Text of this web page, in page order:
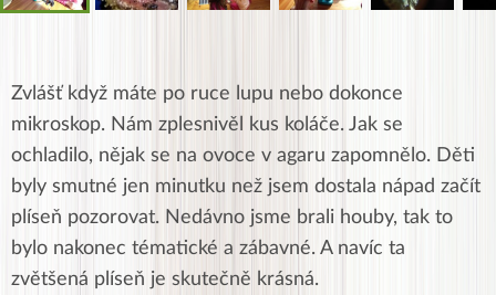
Zvlášť když máte po ruce lupu nebo dokonce
mikroskop. Nám zplesnivěl kus koláče. Jak se
ochladilo, nějak se na ovoce v agaru zapomnělo. Děti
byly smutné jen minutku než jsem dostala nápad začít
plíseň pozorovat. Nedávno jsme brali houby, tak to
bylo nakonec tématické a zábavné. A navíc ta
zvětšená plíseň je skutečně krásná.